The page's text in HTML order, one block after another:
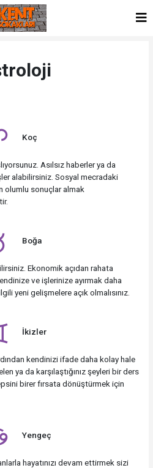
Koç
Asılsız haberler ya da
alabilirsiniz. Sosyal mecradaki
olumlu sonuçlar almak
Boğa
Ekonomik açıdan rahata
ve işlerinize ayırmak daha
yeni gelişmelere açık olmalısınız.
İkizler
kendinizi ifade daha kolay hale
ya da karşılaştığınız şeyleri bir ders
birer fırsata dönüştürmek için
Yengeç
hayatınızı devam ettirmek sizi